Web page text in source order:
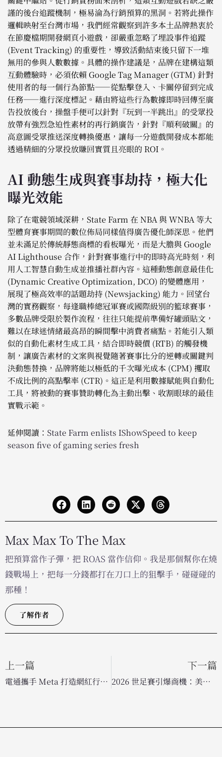
謹的後台追蹤機制，極易淪為行銷預算的黑洞。若將此操作
邏輯映射至台灣市場，我們經常觀察到許多本土品牌熱衷於
在節慶檔期開發網頁小遊戲，卻嚴重忽略了埋設事件追蹤
(Event Tracking) 的重要性，導致活動結束後只留下一堆
無用的參與人數數據。具體的操作建議是，品牌在建構這類
互動體驗時，必須依賴 Google Tag Manager (GTM) 針對
使用者的每一個行為節點——從點擊登入、卡關停留到完成
任務——進行深度標記。藉由將這些行為數據即時回傳至廣
告投放後台，操盤手便可以針對『玩到一半跳出』的受眾投
放帶有強烈急迫性素材的再行銷廣告，針對『順利破關』的
高意圖受眾推送深度轉換優惠，讓每一分遊戲開發成本都能
透過精細的分眾投放賺回實質且亮眼的 ROI。
AI 動態生成與賽事劫持，極大化
曝光效能
除了在電競領域深耕，State Farm 在 NBA 與 WNBA 等大
型體育賽事期間的數位佈局同樣值得廣告優化師深思。他們
並未滿足於傳統靜態商標的看板曝光，而是大膽與 Google
AI Lighthouse 合作，針對賽事進行中的即時高光時刻，利
用人工智慧自動生成並推播社群內容。這種動態創意最佳化
(Dynamic Creative Optimization, DCO) 的變體應用，
展現了極高效率的話題劫持 (Newsjacking) 能力。回望台
灣的實務觀察，每逢職棒總冠軍賽或國際級別的籃球賽事，
多數品牌受限於製作流程，往往只能提前準備好罐頭貼文，
難以在球迷情緒最高昂的瞬間擊中消費者痛點。若能引入類
似的自動化素材生成工具，結合即時競價 (RTB) 的觸發機
制，讓廣告素材的文案與視覺隨著賽事比分的逆轉或關鍵判
決動態替換，品牌將能以極低的千次曝光成本 (CPM) 攫取
不成比例的高點擊率 (CTR)。這正是利用數據賦能與自動化
工具，將被動的賽事贊助轉化為主動出擊、收割眼球的最佳
實戰示範。
延伸閱讀： State Farm enlists IShowSpeed to keep
season five of gaming series fresh
Max Max To The Max
把預算當作子彈，把 ROAS 當作信仰。我是那個幫你在燒
錢戰場上，把每一分錢都打在刀口上的狙擊手，碰碰碰的
那種！
了解作者
上一篇
電通攜手 Meta 打造網紅行銷「基礎工程」，助品牌輕鬆管理大規模創作者計畫
下一篇
2026 世足賽引爆商機：美國企業正式擁抱足球，廣告技術業者的機遇與陰暗面